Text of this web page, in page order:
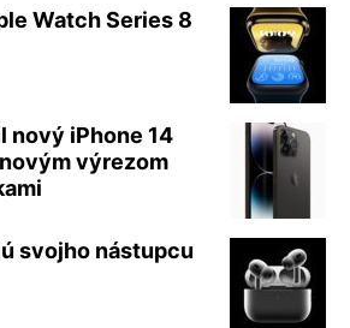
Watch Series 8
nový iPhone 14
výrezom
svojho nástupcu